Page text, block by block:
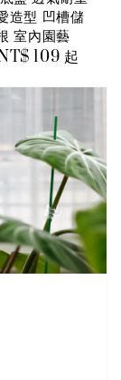
造型 凹槽儲
室內園藝
109 起